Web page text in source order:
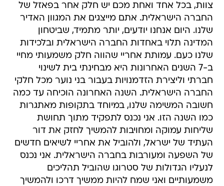
צוות, בכל אחד ואחת מכם יש חלק אחר בפאזל של
החברה הישראלית. אתם מייצגים את המגוון האדיר
שלנו. היום אנחנו יודעים, יותר מתמיד, שביטחון
המדינה תלוי באחדות החברה הישראלית ובלכידות
שלנו כעם. עמותת אחריי שהווה חלק משמעותי מחיי
ב-7 השנים האחרונות היא מבחינתי בית לשינוי
חברתי וליצירת הזדמנויות בעבור בני נוער מכל חלקי
החברה הישראלית. השנה האחרונה הוכיחה עד כמה
חשובה המשימה שלנו, במיוחד בתקופות מאתגרות
כמו השנה הזו. אני נכנס לתפקיד מתוך תחושת
שליחות עמוקה ומחויבות להמשיך לחזק את דור
העתיד של ישראל, ולהוביל את אחריי לשיאים חדשים
של השפעה ומעורבות בחברה הישראלית. אני נכנס
לנעליו הגדולות של סטרוגו שהוביל תהליכים
משמעותיים ואני שמח להיות ממשיך דרכו ולהמשיך